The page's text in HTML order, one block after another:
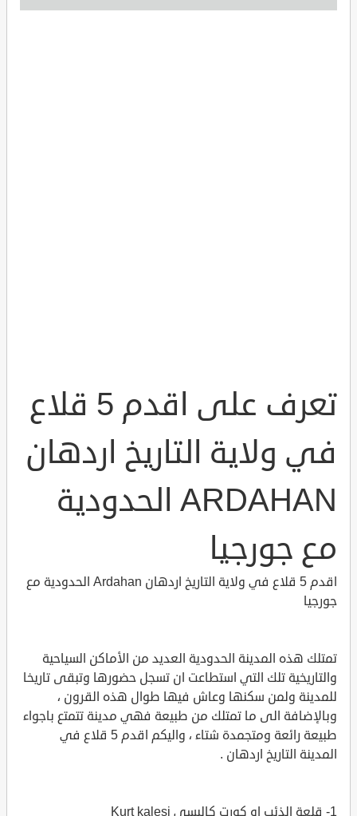
تعرف على اقدم 5 قلاع
في ولاية التاريخ اردهان
ARDAHAN الحدودية
مع جورجيا
اقدم 5 قلاع في ولاية التاريخ اردهان Ardahan الحدودية مع
جورجيا
تمتلك هذه المدينة الحدودية العديد من الأماكن السياحية
والتاريخية تلك التي استطاعت ان تسجل حضورها وتبقى تاريخا
للمدينة ولمن سكنها وعاش فيها طوال هذه القرون ،
وبالإضافة الى ما تمتلك من طبيعة فهي مدينة تتمتع باجواء
طبيعة رائعة ومتجمدة شتاء ، واليكم اقدم 5 قلاع في
المدينة التاريخ اردهان .
1- قلعة الذئب او كورت كاليسي Kurt kalesi